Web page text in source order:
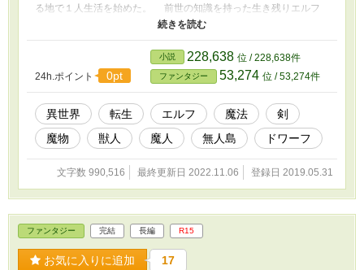
る地で１人生活を始めた。 前世の知識を持った生き残りエルフ
の気まぐれ人生物語り。 ※カクヨム、小説家になろう、ノベル
バ、ツギクルにも載せています
24h.ポイント 0pt
小説 228,638 位 / 228,638件
ファンタジー 53,274 位 / 53,274件
異世界 転生 エルフ 魔法
剣
魔物
獣人 魔人 無人島 ドワーフ
文字数 990,516 最終更新日 2022.11.06 登録日 2019.05.31
ファンタジー 完結 長編 R15
お気に入りに追加 17